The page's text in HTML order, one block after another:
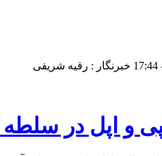
خبرنگار : رقیه شریفی
و اپل در سلطه